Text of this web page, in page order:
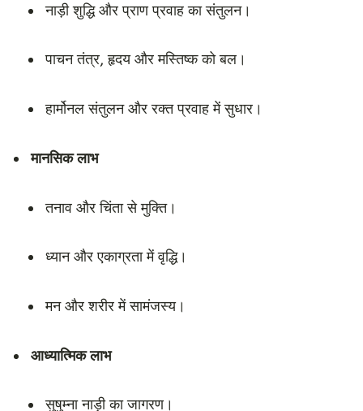
नाड़ी शुद्धि और प्राण प्रवाह का संतुलन।
पाचन तंत्र, हृदय और मस्तिष्क को बल।
हार्मोनल संतुलन और रक्त प्रवाह में सुधार।
मानसिक लाभ
तनाव और चिंता से मुक्ति।
ध्यान और एकाग्रता में वृद्धि।
मन और शरीर में सामंजस्य।
आध्यात्मिक लाभ
सुषुम्ना नाड़ी का जागरण।